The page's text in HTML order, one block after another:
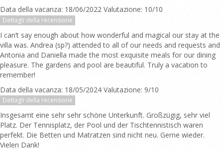
Data della vacanza: 18/06/2022 Valutazione: 10/10
Dettagli della recensione
I can’t say enough about how wonderful and magical our stay at the
villa was. Andrea (sp?) attended to all of our needs and requests and
Antonia and Daniella made the most exquisite meals for our dining
pleasure. The gardens and pool are beautiful. Truly a vacation to
remember!
Data della vacanza: 18/05/2024 Valutazione: 9/10
Dettagli della recensione
Insgesamt eine sehr sehr schöne Unterkunft. Großzügig, sehr viel
Platz. Der Tennisplatz, der Pool und der Tischtennistisch waren
perfekt. Die Betten und Matratzen sind nicht neu. Gerne wieder.
Vielen Dank!